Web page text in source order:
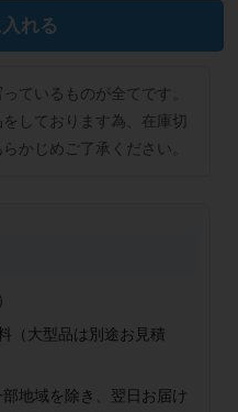
れる
ているものが全てです。
しております為、在庫切
かじめご了承ください。
（大型品は別途お見積
地域を除き、翌日お届け